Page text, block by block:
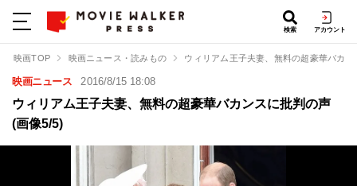
検索 アカウント
映画TOP 映画ニュース・読みもの ウィリアム王子夫妻、無料の超豪華バカン
映画ニュース 2016/8/15 18:08
ウィリアム王子夫妻、無料の超豪華バカンスに批判の声
(画像5/5)